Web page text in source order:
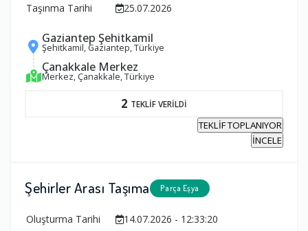
Taşınma Tarihi
25.07.2026
Gaziantep Şehitkamil
Şehitkamil, Gaziantep, Türkiye
Çanakkale Merkez
Merkez, Çanakkale, Türkiye
2 TEKLİF VERİLDİ
TEKLİF TOPLANIYOR
İNCELE
Şehirler Arası Taşıma Parça Eşya
Oluşturma Tarihi
14.07.2026 - 12:33:20